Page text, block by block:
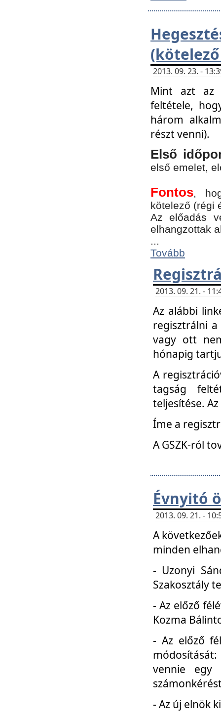
2013. 09. 23. -
Mint azt az
feltétele,
három
részt venni).
Első
első emelet,
Fontos,
kötelező (régi
Az előadás
elhangzottak
...
Tovább
2013. 09. 21. -
Az alábbi
regisztrálni
vagy ott
hónapig
A
tagság
teljesítése.
Íme a
A GSZK-ról
Évnyitó
2013. 09. 21. -
A
minden
- Uzonyi
Szakosztály
- Az előző
Kozma
- Az előző
vennie egy
- Az új elnök